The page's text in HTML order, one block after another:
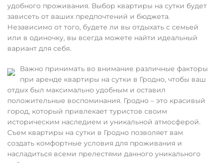
удобного проживания. Выбор квартиры на сутки будет
зависеть от ваших предпочтений и бюджета.
Независимо от того, будете ли вы отдыхать с семьей
или в одиночку, вы всегда можете найти идеальный
вариант для себя.
Важно принимать во внимание различные факторы
при аренде квартиры на сутки в Гродно, чтобы ваш
отдых был максимально удобным и оставил
положительные воспоминания. Гродно – это красивый
город, который привлекает туристов своим
историческим наследием и уникальной атмосферой.
Съем квартиры на сутки в Гродно позволяет вам
создать комфортные условия для проживания и
насладиться всеми прелестями данного уникального